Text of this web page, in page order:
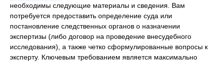
необходимы следующие материалы и сведения. Вам
потребуется предоставить определение суда или
постановление следственных органов о назначении
экспертизы (либо договор на проведение внесудебного
исследования), а также четко сформулированные вопросы к
эксперту. Ключевым требованием является максимально